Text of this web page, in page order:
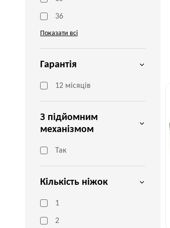
36
Показати всі
Гарантія
12 місяців
З підйомним
механізмом
Так
Кількість ніжок
1
2